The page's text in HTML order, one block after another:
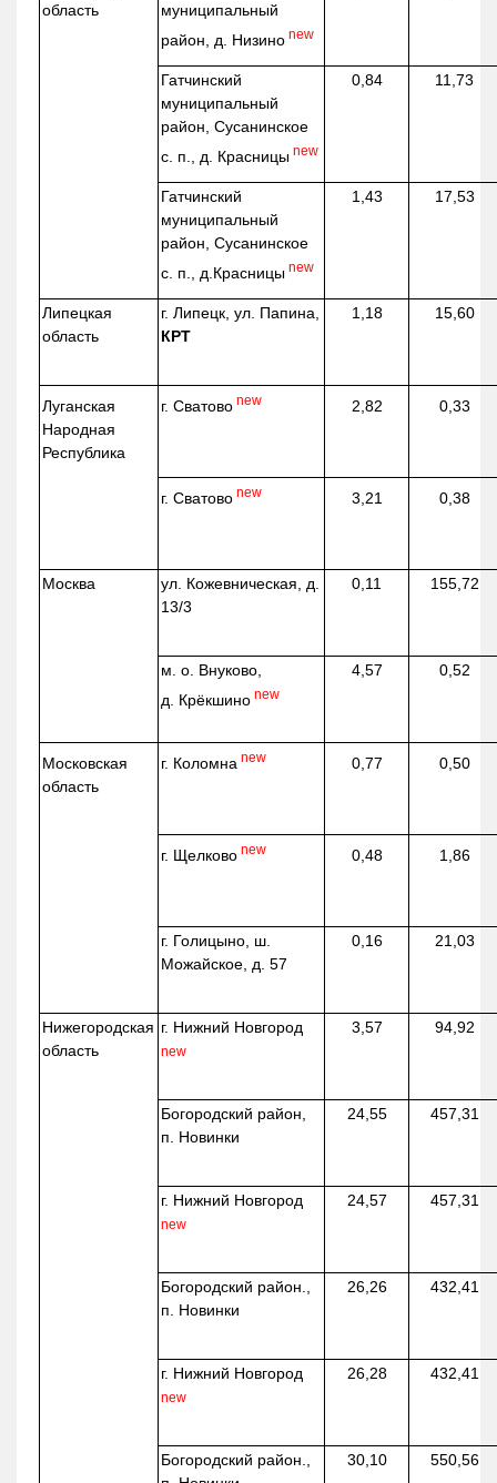
область
муниципальный
район, д. Низино new
Гатчинский
муниципальный
район, Сусанинское
с. п., д. Красницы new
0,84 11,73
Гатчинский
муниципальный
район, Сусанинское
с. п., д.Красницы new
1,43 17,53
Липецкая
область
г. Липецк, ул. Папина,
КРТ
1,18 15,60
Луганская
Народная
Республика
г. Сватово new 2,82 0,33
г. Сватово new 3,21 0,38
Москва ул. Кожевническая, д.
13/3
0,11 155,72
м. о. Внуково,
д. Крёкшино new
4,57 0,52
Московская
область
г. Коломна new 0,77 0,50
г. Щелково new 0,48 1,86
г. Голицыно, ш.
Можайское, д. 57
0,16 21,03
Нижегородская
область
г. Нижний Новгород
new
3,57 94,92
Богородский район,
п. Новинки
24,55 457,31
г. Нижний Новгород
new
24,57 457,31
Богородский район.,
п. Новинки
26,26 432,41
г. Нижний Новгород
new
26,28 432,41
Богородский район.,
30,10 550,56